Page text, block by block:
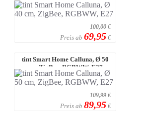
100,00 €
Preis ab 69,95 €
tint Smart Home Calluna, Ø 50
cm, ZigBee, RGBWW, E27
109,99 €
Preis ab 89,95 €